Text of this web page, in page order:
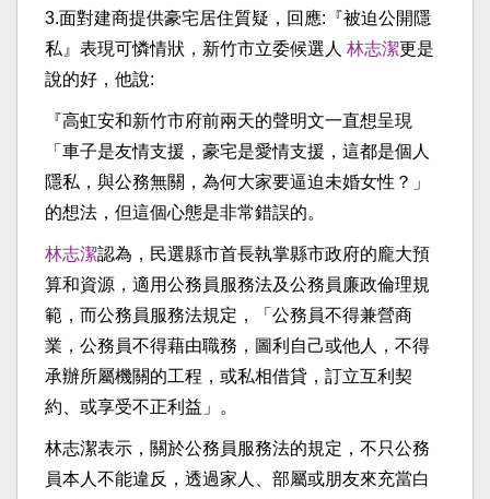
3.面對建商提供豪宅居住質疑，回應:『被迫公開隱
私』表現可憐情狀，新竹市立委候選人 林志潔更是
說的好，他說:
『高虹安和新竹市府前兩天的聲明文一直想呈現
「車子是友情支援，豪宅是愛情支援，這都是個人
隱私，與公務無關，為何大家要逼迫未婚女性？」
的想法，但這個心態是非常錯誤的。
林志潔認為，民選縣市首長執掌縣市政府的龐大預
算和資源，適用公務員服務法及公務員廉政倫理規
範，而公務員服務法規定，「公務員不得兼營商
業，公務員不得藉由職務，圖利自己或他人，不得
承辦所屬機關的工程，或私相借貸，訂立互利契
約、或享受不正利益」。
林志潔表示，關於公務員服務法的規定，不只公務
員本人不能違反，透過家人、部屬或朋友來充當白